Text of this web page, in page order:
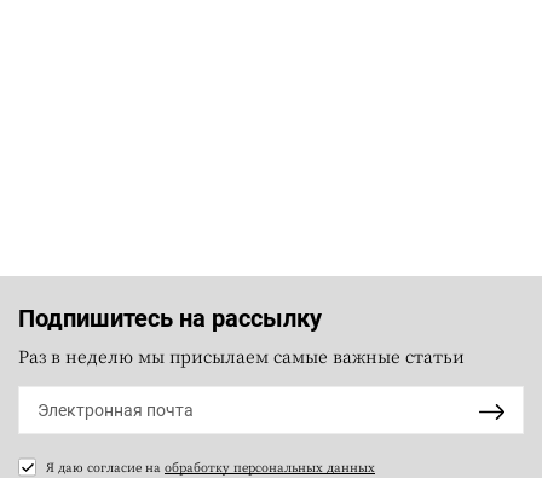
Подпишитесь на рассылку
Раз в неделю мы присылаем самые важные статьи
Я даю согласие на обработку персональных данных